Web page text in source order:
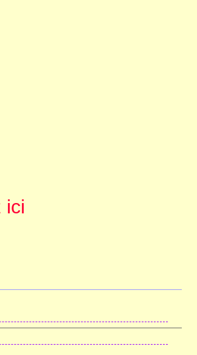
ici